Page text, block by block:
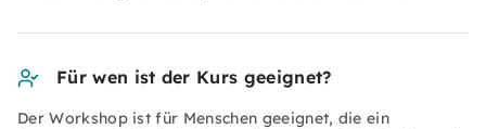
Für wen ist der Kurs geeignet?
Der Workshop ist für Menschen geeignet, die ein